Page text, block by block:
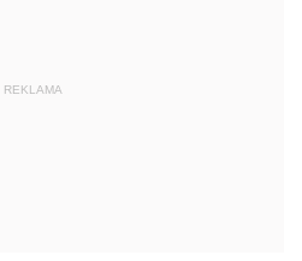
REKLAMA